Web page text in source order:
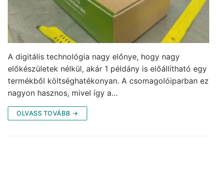
A digitális technológia nagy előnye, hogy nagy
előkészületek nélkül, akár 1 példány is előállítható egy
termékből költséghatékonyan. A csomagolóiparban ez
nagyon hasznos, mivel így a…
OLVASS TOVÁBB →